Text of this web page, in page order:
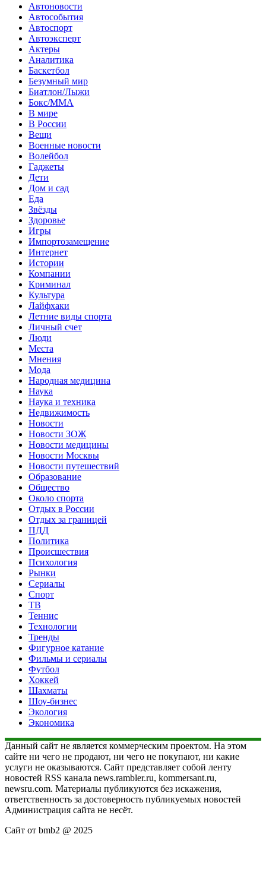
Автоновости
Автособытия
Автоспорт
Автоэксперт
Актеры
Аналитика
Баскетбол
Безумный мир
Биатлон/Лыжи
Бокс/MMA
В мире
В России
Вещи
Военные новости
Волейбол
Гаджеты
Дети
Дом и сад
Еда
Звёзды
Здоровье
Игры
Импортозамещение
Интернет
Истории
Компании
Криминал
Культура
Лайфхаки
Летние виды спорта
Личный счет
Люди
Места
Мнения
Мода
Народная медицина
Наука
Наука и техника
Недвижимость
Новости
Новости ЗОЖ
Новости медицины
Новости Москвы
Новости путешествий
Образование
Общество
Около спорта
Отдых в России
Отдых за границей
ПДД
Политика
Происшествия
Психология
Рынки
Сериалы
Спорт
ТВ
Теннис
Технологии
Тренды
Фигурное катание
Фильмы и сериалы
Футбол
Хоккей
Шахматы
Шоу-бизнес
Экология
Экономика
Данный сайт не является коммерческим проектом. На этом
сайте ни чего не продают, ни чего не покупают, ни какие
услуги не оказываются. Сайт представляет собой ленту
новостей RSS канала news.rambler.ru, kommersant.ru,
newsru.com. Материалы публикуются без искажения,
ответственность за достоверность публикуемых новостей
Администрация сайта не несёт.
Сайт от bmb2 @ 2025